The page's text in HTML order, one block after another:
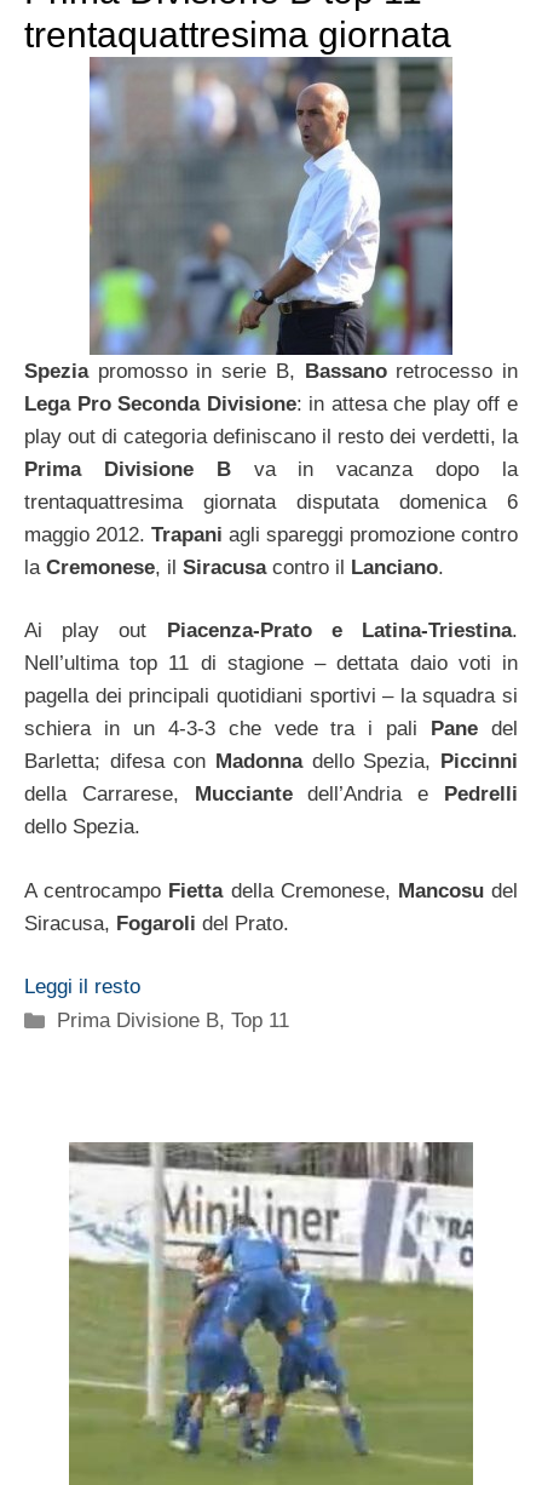
trentaquattresima giornata
Speziapromosso in serie B, Bassanoretrocesso in
Lega Pro Seconda Divisione: in attesa che play off e
play out di categoria definiscano il resto dei verdetti, la
Prima Divisione Bva in vacanza dopo la
trentaquattresima giornata disputata domenica 6
maggio 2012. Trapani agli spareggi promozione contro
la Cremonese, il Siracusacontro il Lanciano.
Ai play out Piacenza-Prato e Latina-Triestina.
Nell’ultima top 11 di stagione – dettata daio voti in
pagella dei principali quotidiani sportivi – la squadra si
schiera in un 4-3-3 che vede tra i pali
Pane del
Barletta; difesa con Madonnadello Spezia,
Piccinni
della Carrarese,
Mucciantedell’Andria e
Pedrelli
dello Spezia.
A centrocampo Fiettadella Cremonese, Mancosudel
Siracusa, Fogaroli del Prato.
Leggi il resto
Categorie
Prima Divisione B,Top 11